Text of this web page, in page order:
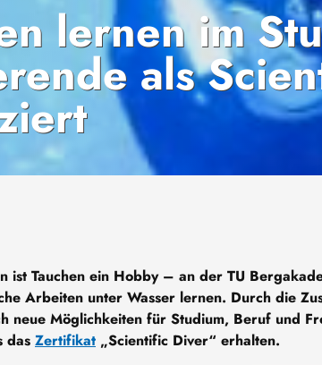
lernen im
als
ist Tauchen ein Hobby – an der TU
Arbeiten unter Wasser lernen. Durch die
neue Möglichkeiten für Studium, Beruf und
das Zertifikat „Scientific Diver“ erhalten.